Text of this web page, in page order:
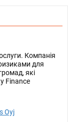
Компанія
для
які
Finance
Oyj